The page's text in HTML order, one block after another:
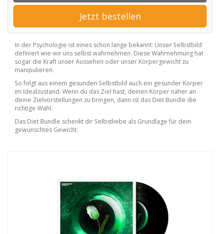
Jetzt bestellen
In der Psychologie ist eines schon lange bekannt: Unser Selbstbild
definiert wie wir uns selbst wahrnehmen. Diese Wahrnehmung hat
sogar die Kraft unser Aussehen oder unser Körpergewicht zu
manipulieren.
So folgt aus einem gesunden Selbstbild auch ein gesunder Körper
im Idealzustand. Wenn du das Ziel hast, deinen Körper näher an
deine Zielvorstellungen zu bringen, dann ist das Diet Bundle die
richtige Wahl.
Das Diet Bundle schenkt dir Selbstliebe als Grundlage für dein
gewünschtes Gewicht.